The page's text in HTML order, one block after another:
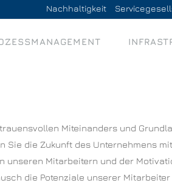
Nachhaltigkeit
Miteinanders und
die Zukunft des Unternehmens
Mitarbeitern und der
die Potenziale unserer